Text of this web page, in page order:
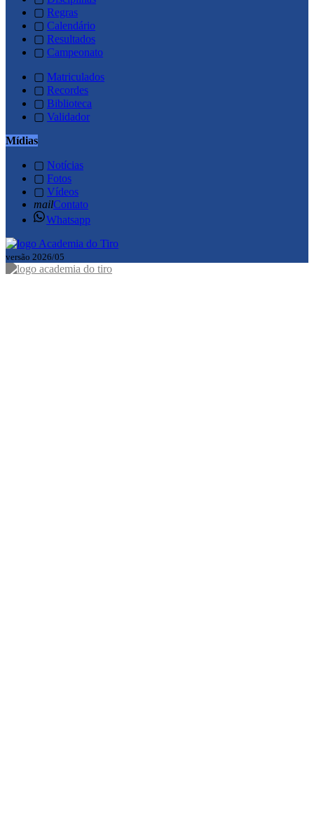
▢ Regras
▢ Calendário
▢ Resultados
▢ Campeonato
▢ Matriculados
▢ Recordes
▢ Biblioteca
▢ Validador
Mídias
▢ Notícias
▢ Fotos
▢ Vídeos
mailContato
Whatsapp
versão 2026/05